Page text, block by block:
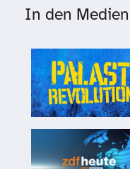
In den